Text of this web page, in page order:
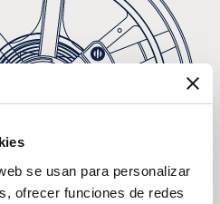
se usan para personalizar
ofrecer funciones de redes